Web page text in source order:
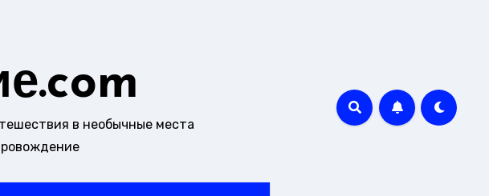
в необычные места